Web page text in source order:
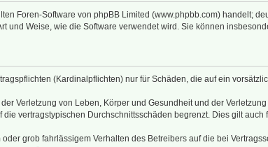
Foren-Software von phpBB Limited (www.phpbb.com) handelt;
Weise, wie die Software verwendet wird. Sie können
(Kardinalpflichten) nur für Schäden, die auf ein
Verletzung von Leben, Körper und Gesundheit und der
vertragstypischen Durchschnittsschäden begrenzt. Dies gilt auch
grob fahrlässigem Verhalten des Betreibers auf die bei